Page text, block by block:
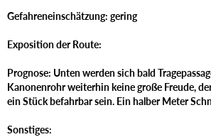
Gefahreneinschätzung: gering
Exposition der Route:
Prognose: Unten werden sich bald
Kanonenrohr weiterhin keine große Freude,
ein Stück befahrbar sein. Ein halber Meter
Sonstiges: